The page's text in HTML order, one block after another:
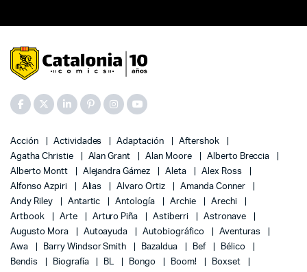
Acción Actividades Adaptación
Aftershok
Agatha Christie
Alan Grant Alan Moore
Alberto Breccia
Alberto Montt
Alejandra Gámez Aleta
Alex Ross
Alfonso Azpiri
Alias Alvaro Ortiz
Amanda Conner
Andy Riley
Antartic Antología Archie
Arechi
Artbook
Arte Arturo Piña Astiberri
Astronave
Augusto Mora
Autoayuda Autobiográfico
Aventuras
Awa
Barry Windsor Smith Bazaldua Bef
Bélico
Bendis
Biografía BL Bongo Boom!
Boxset